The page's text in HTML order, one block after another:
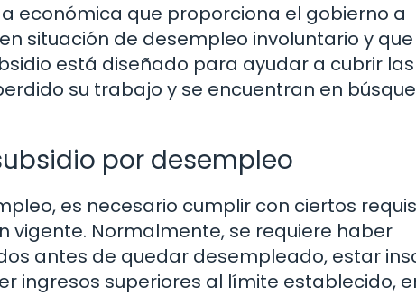
económica que proporciona el gobierno a
situación de desempleo involuntario y que
está diseñado para ayudar a cubrir las
su trabajo y se encuentran en
por desempleo
es necesario cumplir con ciertos
vigente. Normalmente, se requiere haber
antes de quedar desempleado, estar
ingresos superiores al límite establecido,